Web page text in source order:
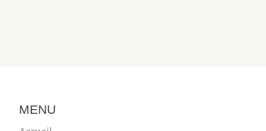
MENU